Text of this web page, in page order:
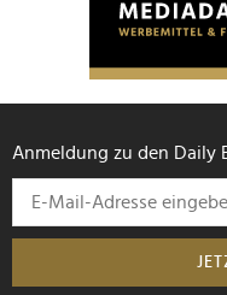
Anmeldung zu den Daily